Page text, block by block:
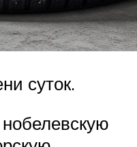
суток.